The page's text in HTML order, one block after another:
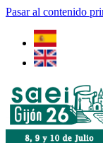
Pasar al contenido